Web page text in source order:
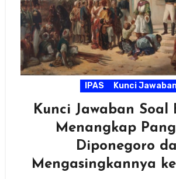
IPAS Kunci
Kunci Jawaban Soal
Menangkap
Diponegoro
Mengasingkannya